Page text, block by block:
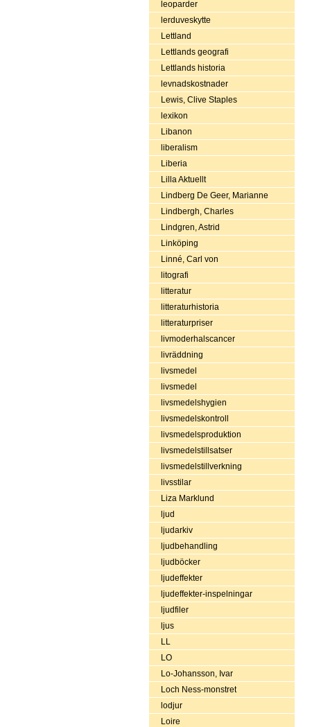
leoparder
lerduveskytte
Lettland
Lettlands geografi
Lettlands historia
levnadskostnader
Lewis, Clive Staples
lexikon
Libanon
liberalism
Liberia
Lilla Aktuellt
Lindberg De Geer, Marianne
Lindbergh, Charles
Lindgren, Astrid
Linköping
Linné, Carl von
litografi
litteratur
litteraturhistoria
litteraturpriser
livmoderhalscancer
livräddning
livsmedel
livsmedel
livsmedelshygien
livsmedelskontroll
livsmedelsproduktion
livsmedelstillsatser
livsmedelstillverkning
livsstilar
Liza Marklund
ljud
ljudarkiv
ljudbehandling
ljudböcker
ljudeffekter
ljudeffekter-inspelningar
ljudfiler
ljus
LL
LO
Lo-Johansson, Ivar
Loch Ness-monstret
lodjur
Loire